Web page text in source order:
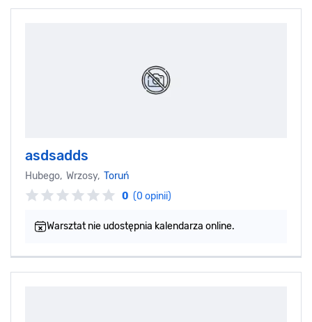
asdsadds
Hubego, Wrzosy, Toruń
0 (0 opinii)
Warsztat nie udostępnia kalendarza online.